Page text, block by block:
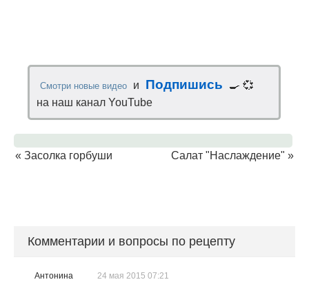
Смотри новые видео и Подпишись
🍳 💞
на наш канал YouTube
« Засолка горбуши Салат "Наслаждение" »
Комментарии и вопросы по рецепту
Антонина 24 мая 2015 07:21